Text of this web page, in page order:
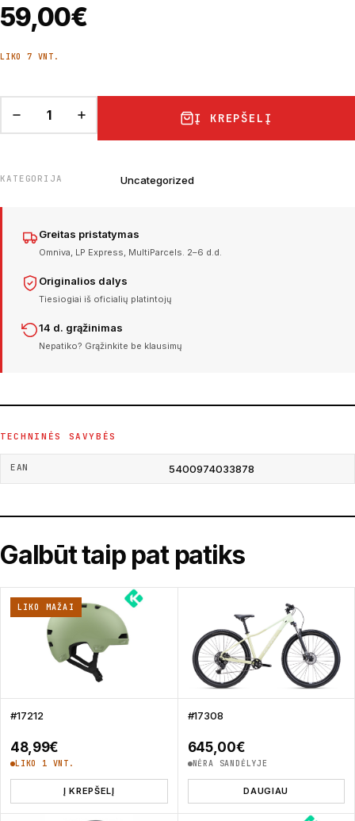
59,00€
LIKO 7 VNT.
Į KREPŠELĮ
KATEGORIJA Uncategorized
Greitas pristatymas
Omniva, LP Express, MultiParcels. 2–6 d.d.
Originalios dalys
Tiesiogiai iš oficialių platintojų
14 d. grąžinimas
Nepatiko? Grąžinkite be klausimų
TECHNINĖS SAVYBĖS
EAN 5400974033878
Galbūt taip pat patiks
LIKO MAŽAI
#17212
48,99€
LIKO 1 VNT.
Į KREPŠELĮ
#17308
645,00€
NĖRA SANDĖLYJE
DAUGIAU